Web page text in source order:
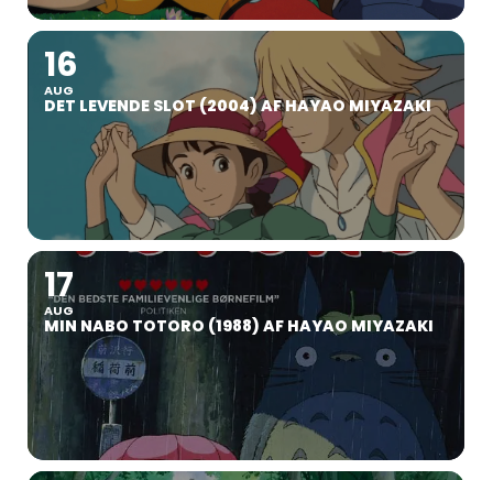
16
AUG
DET LEVENDE SLOT (2004) AF HAYAO MIYAZAKI
17
AUG
MIN NABO TOTORO (1988) AF HAYAO MIYAZAKI